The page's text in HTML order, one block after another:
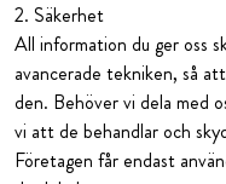
2. Säkerhet
All information du ger oss
avancerade tekniken, så
den. Behöver vi dela med
vi att de behandlar och
Företagen får endast